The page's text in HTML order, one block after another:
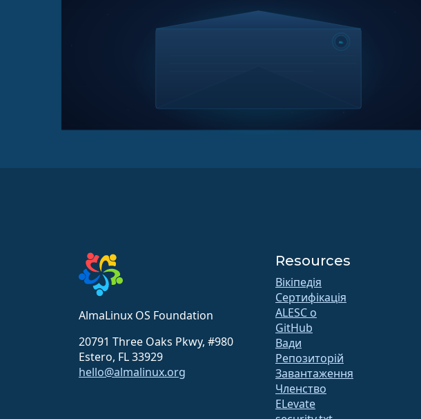
AlmaLinux OS Foundation
20791 Three Oaks Pkwy, #980
Estero, FL 33929
hello@almalinux.org
Resources
Вікіпедія
Сертифікація
ALESC o
GitHub
Вади
Репозиторій
Завантаження
Членство
ELevate